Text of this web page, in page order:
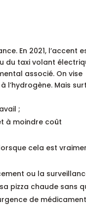
En 2021, l’accent
du taxi volant
associé. On vise
l’hydrogène. Mais
;
à moindre coût
cela est
ou la
pizza chaude sans
de